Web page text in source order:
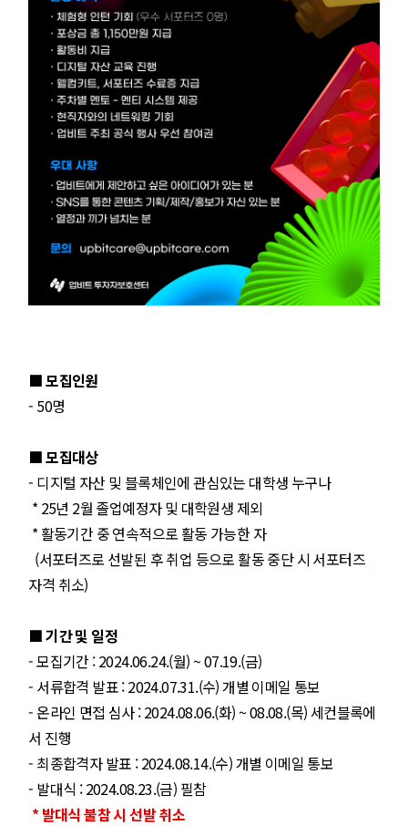
■ 모집인원
- 50명
■ 모집대상
- 디지털 자산 및 블록체인에 관심있는 대학생 누구나
* 25년 2월 졸업예정자 및 대학원생 제외
* 활동기간 중 연속적으로 활동 가능한 자
(서포터즈로 선발된 후 취업 등으로 활동 중단 시 서포터즈
자격 취소)
■ 기간 및 일정
- 모집기간 : 2024.06.24.(월) ~ 07.19.(금)
- 서류합격 발표 : 2024.07.31.(수) 개별 이메일 통보
- 온라인 면접 심사 : 2024.08.06.(화) ~ 08.08.(목) 세컨블록에
서 진행
- 최종합격자 발표 : 2024.08.14.(수) 개별 이메일 통보
- 발대식 : 2024.08.23.(금) 필참
* 발대식 불참 시 선발 취소